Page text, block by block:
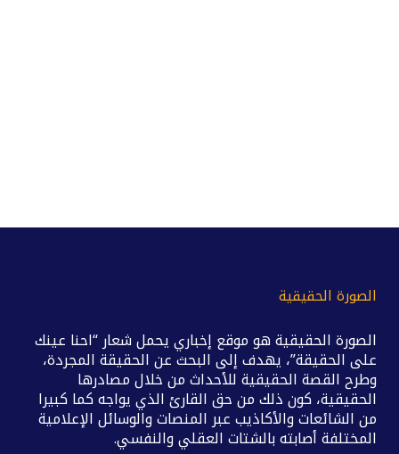
الصورة الحقيقية
الصورة الحقيقية هو موقع إخباري يحمل شعار “احنا عينك
على الحقيقة”، يهدف إلى البحث عن الحقيقة المجردة،
وطرح القصة الحقيقية للأحداث من خلال مصادرها
الحقيقية، كون ذلك من حق القارئ الذي يواجه كما كبيرا
من الشائعات والأكاذيب عبر المنصات والوسائل الإعلامية
المختلفة أصابته بالشتات العقلي والنفسي.